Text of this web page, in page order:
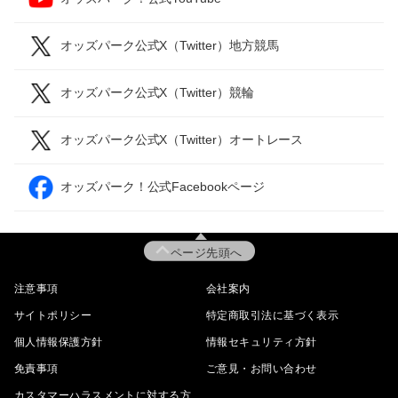
オッズパーク公式X（Twitter）地方競馬
オッズパーク公式X（Twitter）競輪
オッズパーク公式X（Twitter）オートレース
オッズパーク！公式Facebookページ
ページ先頭へ
注意事項 会社案内
サイトポリシー 特定商取引法に基づく表示
個人情報保護方針 情報セキュリティ方針
免責事項 ご意見・お問い合わせ
カスタマーハラスメントに対する方